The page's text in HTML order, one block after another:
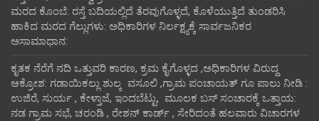
ಮರದ ಕೊಂಬೆ: ರಸ್ತೆ ಬದಿಯಲ್ಲಿದೆ ತೆರವುಗೊಳ್ಳದೆ, ಕೊಳೆಯುತ್ತಿದೆ ತುಂಡರಿಸಿ
ಹಾಕಿದ ಮರದ ಗೆಲ್ಲುಗಳು: ಅಧಿಕಾರಿಗಳ ನಿರ್ಲಕ್ಷ್ಯಕ್ಕೆ ಸಾರ್ವಜನಿಕರ
ಅಸಾಮಾಧಾನ:
ಕೃತಕ ನೆರೆಗೆ ನದಿ ಒತ್ತುವರಿ ಕಾರಣ, ಕ್ರಮ ಕೈಗೊಳ್ಳದ ,ಅಧಿಕಾರಿಗಳ ವಿರುದ್ದ
ಆಕ್ರೋಶ: ಗಡಾಯಿಕಲ್ಲು ಶುಲ್ಕ ವಸೂಲಿ ,ಗ್ರಾಮ ಪಂಚಾಯತ್ ಗೂ ಪಾಲು ನೀಡಿ :
ಉಜಿರೆ, ಸುರ್ಯ , ಕೇಳ್ತಾಜೆ, ಇಂದಬೆಟ್ಟು, ಮೂಲಕ ಬಸ್ ಸಂಚಾರಕ್ಕೆ ಒತ್ತಾಯ:
ನಡ ಗ್ರಾಮ ಸಭೆ, ಚರಂಡಿ , ರೇಶನ್ ಕಾರ್ಡ್ , ಸೇರಿದಂತೆ ಹಲವಾರು ವಿಚಾರಗಳ